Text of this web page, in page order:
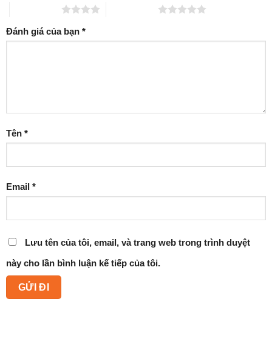
Đánh giá của bạn *
Tên *
Email *
Lưu tên của tôi, email, và trang web trong trình duyệt
này cho lần bình luận kế tiếp của tôi.